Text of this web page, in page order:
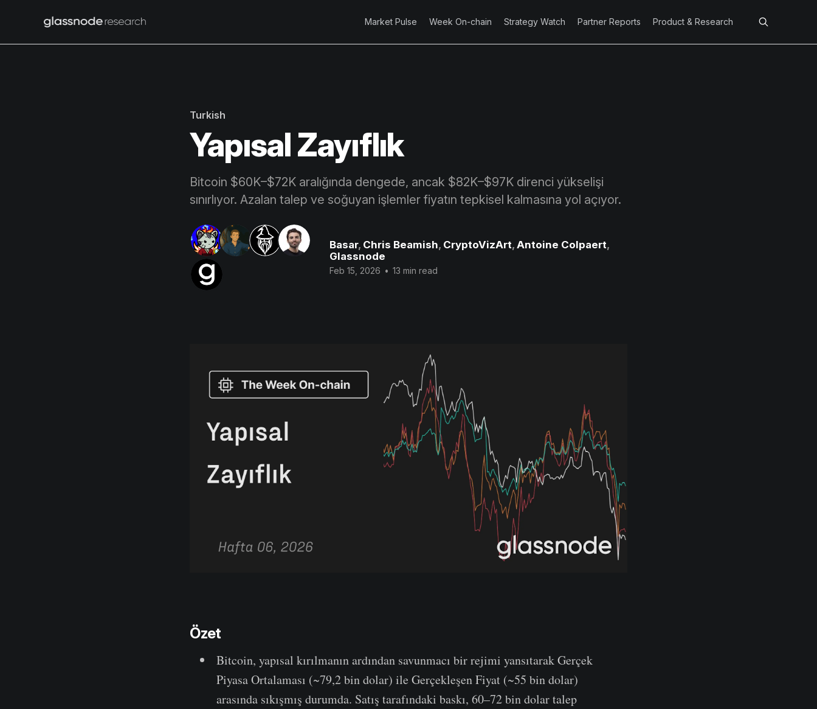
Market Pulse Week On-chain Strategy Watch Partner Reports Product & Research
Turkish
Yapısal Zayıflık
Bitcoin $60K–$72K aralığında dengede, ancak $82K–$97K direnci yükselişi
sınırlıyor. Azalan talep ve soğuyan işlemler fiyatın tepkisel kalmasına yol açıyor.
Basar, Chris Beamish, CryptoVizArt, Antoine Colpaert,
Glassnode
Feb 15, 2026 • 13 min read
Özet
Bitcoin, yapısal kırılmanın ardından savunmacı bir rejimi yansıtarak Gerçek
Piyasa Ortalaması (~79,2 bin dolar) ile Gerçekleşen Fiyat (~55 bin dolar)
arasında sıkışmış durumda. Satış tarafındaki baskı, 60–72 bin dolar talep